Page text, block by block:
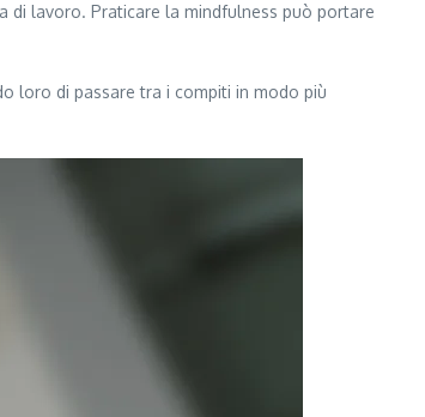
di lavoro. Praticare la mindfulness può portare
loro di passare tra i compiti in modo più